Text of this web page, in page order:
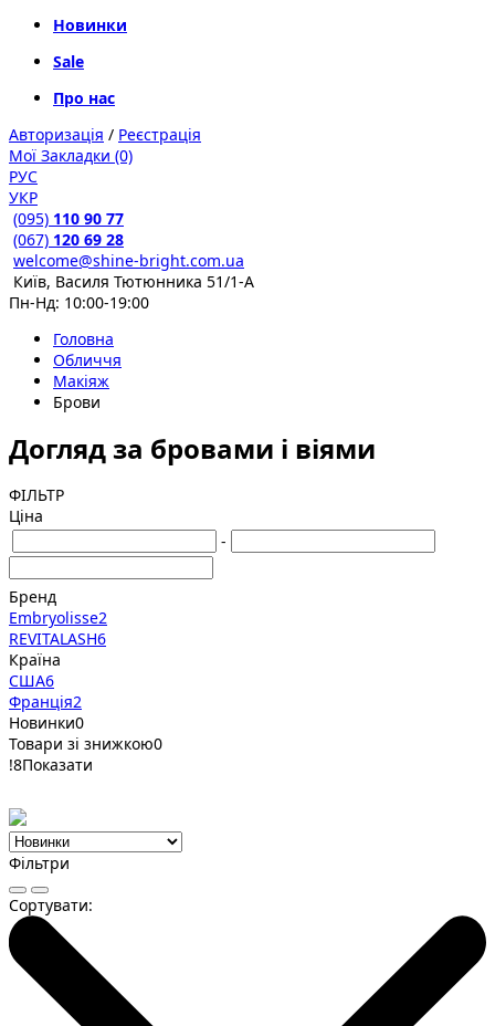
Новинки
Sale
Про нас
Авторизація / Реєстрація
Мої Закладки (0)
РУС
УКР
(095) 110 90 77
(067) 120 69 28
welcome@shine-bright.com.ua
Київ, Василя Тютюнника 51/1-А
Пн-Нд: 10:00-19:00
Головна
Обличчя
Макіяж
Брови
Догляд за бровами і віями
ФІЛЬТР
Ціна
-
Бренд
Embryolisse2
REVITALASH6
Країна
США6
Франція2
Новинки0
Товари зі знижкою0
!8Показати
Фільтри
Сортувати: